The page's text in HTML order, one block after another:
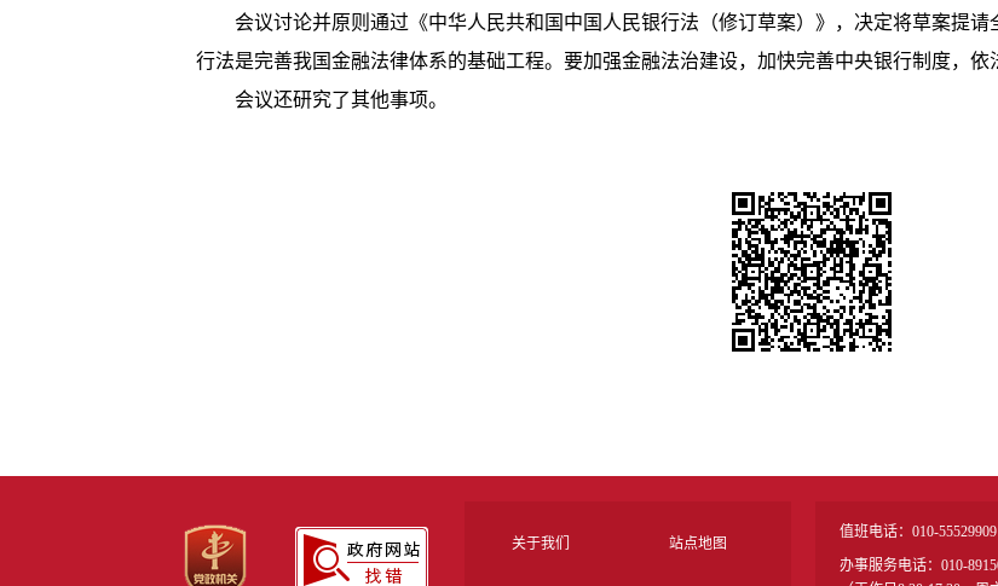
会议讨论并原则通过《中华人民共和国中国人民银行法（修订草案）》，决定将草案提
行法是完善我国金融法律体系的基础工程。要加强金融法治建设，加快完善中央银行制度，依
会议还研究了其他事项。
关于我们 站点地图
值班电话：010-55529909
办事服务电话：010-